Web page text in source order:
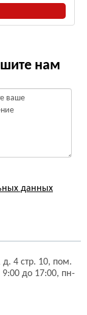
нам
данных
д. 4 стр. 10, пом.
до 17:00, пн-